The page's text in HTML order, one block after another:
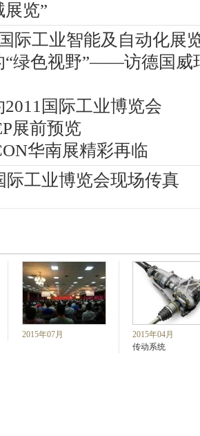
展览”
际工业智能及自动化展
“绿色视野”——访德国威
国际工业博览会
展前预览
华南展精彩再临
际工业博览会现场传真
2015年07月
2015年04月
传动系统